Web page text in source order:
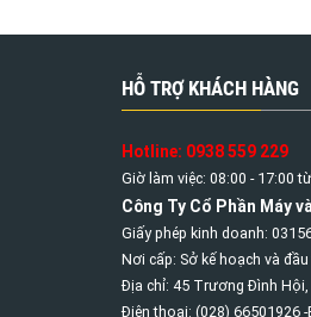
HỖ TRỢ KHÁCH HÀNG
Hotline: 0938 559 229
Giờ làm việc: 08:00 - 17:00
Công Ty Cổ Phần Máy
Giấy phép kinh doanh:
Nơi cấp: Sở kế hoạch và
Địa chỉ: 45 Trương Đình Hội,
Điện thoại: (028) 66501926